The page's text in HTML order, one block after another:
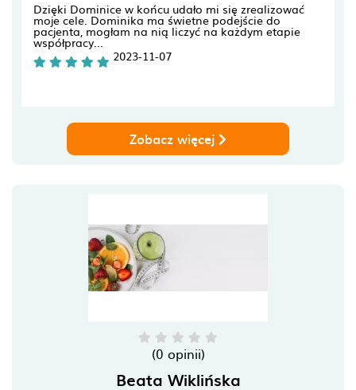
Dzięki Dominice w końcu udało mi się zrealizować
moje cele. Dominika ma świetne podejście do
pacjenta, mogłam na nią liczyć na każdym etapie
współpracy...
2023-11-07
Zobacz więcej
(0 opinii)
Beata Wiklińska